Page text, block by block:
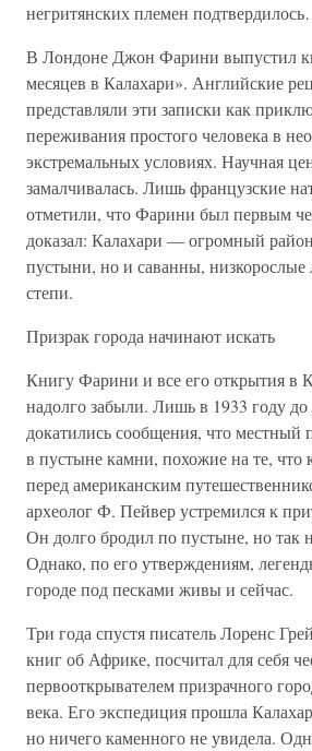
негритянских племен
В Лондоне Джон Фарини выпустил
месяцев в Калахари». Английские
представляли эти записки как
переживания простого человека в
экстремальных условиях. Научная
замалчивалась. Лишь французские
отметили, что Фарини был первым
доказал: Калахари — огромный
пустыни, но и саванны, низкорослые
степи.
Призрак города начинают искать
Книгу Фарини и все его открытия в
надолго забыли. Лишь в 1933 году
докатились сообщения, что местный
в пустыне камни, похожие на те, что
перед американским
археолог Ф. Пейвер устремился к
Он долго бродил по пустыне, но так
Однако, по его утверждениям,
городе под песками живы и сейчас.
Три года спустя писатель Лоренс
книг об Африке, посчитал для себя
первооткрывателем призрачного
века. Его экспедиция прошла
но ничего каменного не увидела.